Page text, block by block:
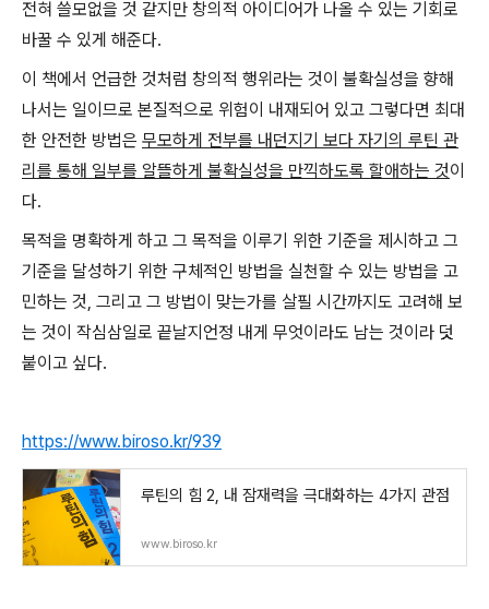
전혀 쓸모없을 것 같지만 창의적 아이디어가 나올 수 있는 기회로
바꿀 수 있게 해준다.
이 책에서 언급한 것처럼 창의적 행위라는 것이 불확실성을 향해
나서는 일이므로 본질적으로 위험이 내재되어 있고 그렇다면 최대
한 안전한 방법은 무모하게 전부를 내던지기 보다 자기의 루틴 관
리를 통해 일부를 알뜰하게 불확실성을 만끽하도록 할애하는 것이
다.
목적을 명확하게 하고 그 목적을 이루기 위한 기준을 제시하고 그
기준을 달성하기 위한 구체적인 방법을 실천할 수 있는 방법을 고
민하는 것, 그리고 그 방법이 맞는가를 살필 시간까지도 고려해 보
는 것이 작심삼일로 끝날지언정 내게 무엇이라도 남는 것이라 덧
붙이고 싶다.
https://www.biroso.kr/939
루틴의 힘 2, 내 잠재력을 극대화하는 4가지 관점
www.biroso.kr